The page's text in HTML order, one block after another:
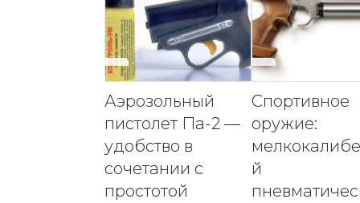
Аэрозольный
пистолет Па-2 —
удобство в
сочетании с
простотой
Спортивное
оружие:
й